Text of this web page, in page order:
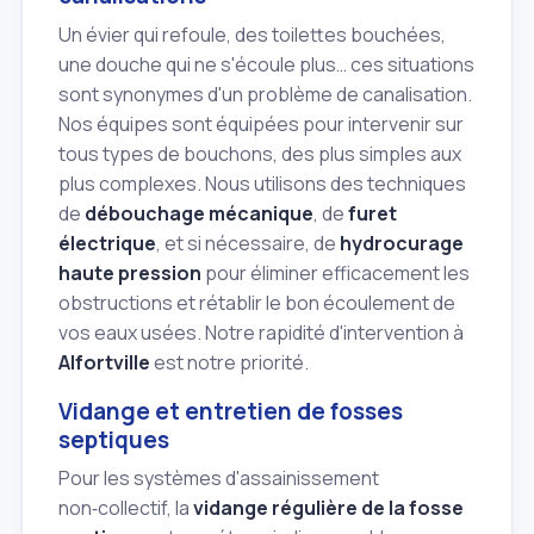
Un évier qui refoule, des toilettes bouchées,
une douche qui ne s'écoule plus… ces situations
sont synonymes d'un problème de canalisation.
Nos équipes sont équipées pour intervenir sur
tous types de bouchons, des plus simples aux
plus complexes. Nous utilisons des techniques
de débouchage mécanique, defuret
électrique, et si nécessaire, de hydrocurage
haute pression pour éliminer efficacement les
obstructions et rétablir le bon écoulement de
vos eaux usées. Notre rapidité d'intervention à
Alfortvilleest notre priorité.
Vidange et entretien de fosses
septiques
Pour les systèmes d'assainissement
non‑collectif, lavidange régulière de la fosse